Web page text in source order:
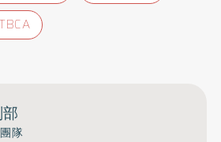
隊